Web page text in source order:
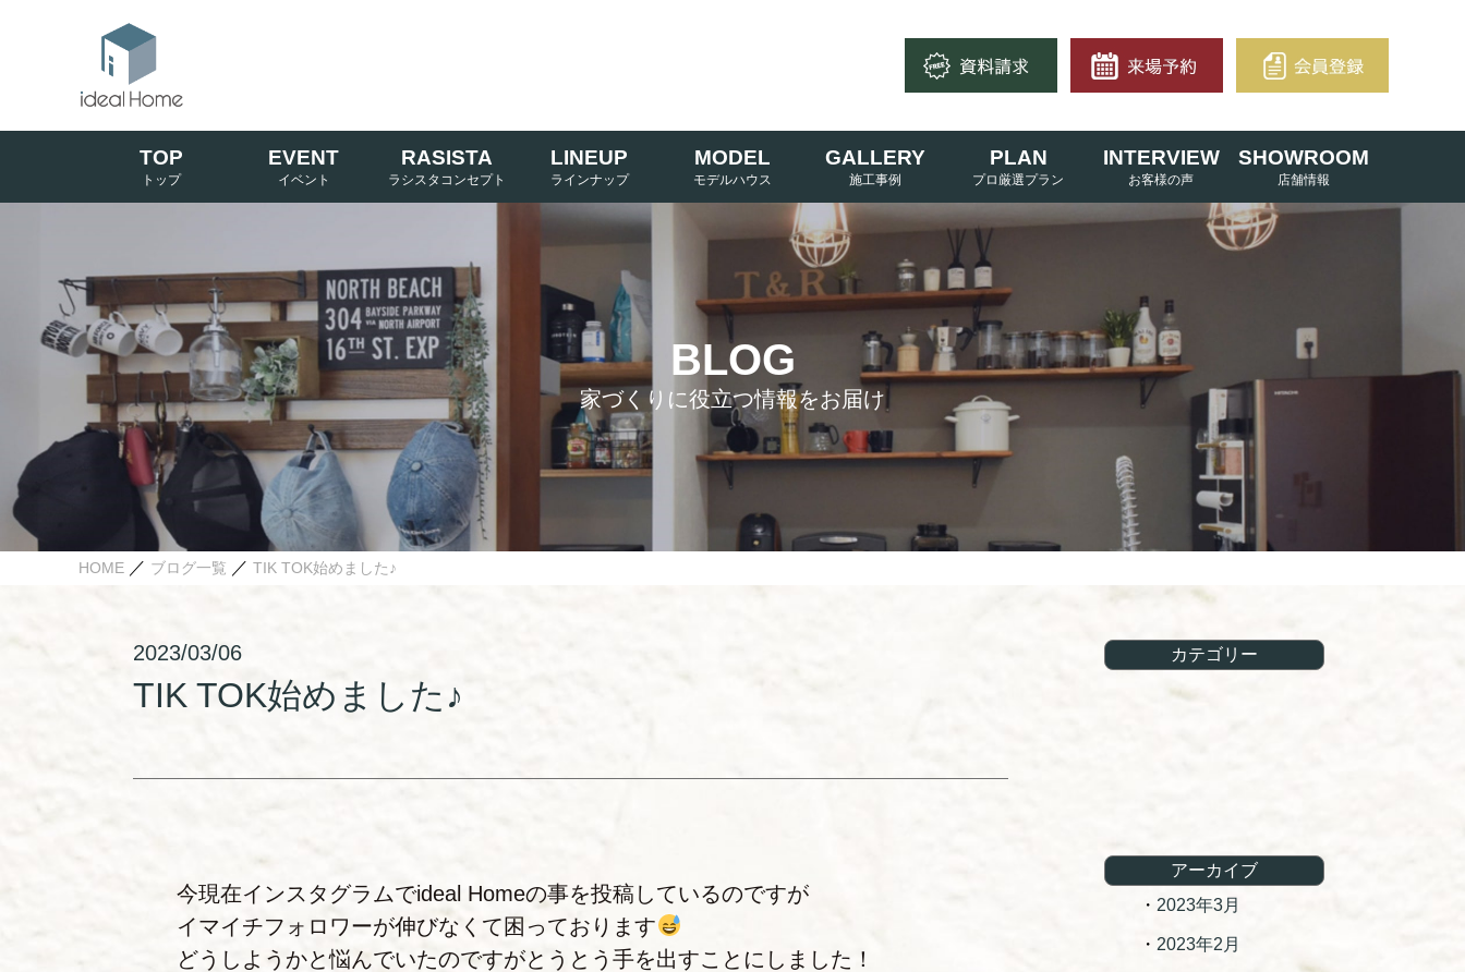
TOP EVENT RASISTA LINEUP MODEL GALLERY PLAN INTERVIEW SHOWROOM
BLOG
家づくりに役立つ情報をお届け
HOME ／ ブログ一覧 ／ TIK TOK始めました♪
2023/03/06
TIK TOK始めました♪
今現在インスタグラムでideal Homeの事を投稿しているのですが
イマイチフォロワーが伸びなくて困っております
どうしようかと悩んでいたのですがとうとう手を出すことにしました！
カテゴリー
アーカイブ
2023年3月
2023年2月